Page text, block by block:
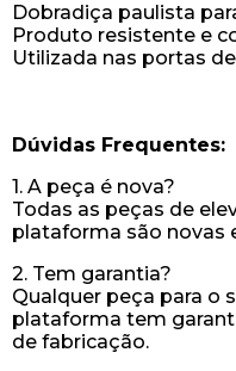
Dobradiça paulista
Produto resistente e
Utilizada nas portas
Dúvidas Frequentes:
1. A peça é nova?
Todas as peças de
plataforma são novas
2. Tem garantia?
Qualquer peça para o
plataforma tem
de fabricação.